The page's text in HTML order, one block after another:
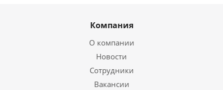
Компания
О компании
Новости
Сотрудники
Вакансии